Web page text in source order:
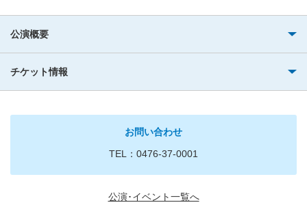
公演概要
チケット情報
お問い合わせ
TEL：0476-37-0001
公演･イベント一覧へ